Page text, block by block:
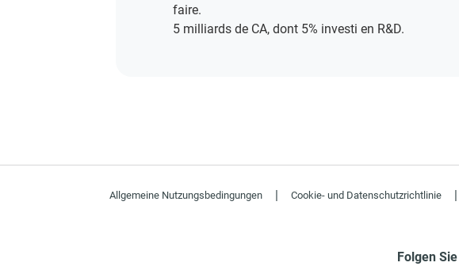
faire.​
5 milliards de CA, dont 5% investi en R&D​.
Allgemeine Nutzungsbedingungen | Cookie- und Datenschutzrichtlinie |
Folgen